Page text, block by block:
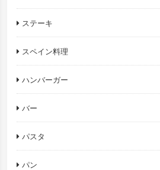
ステーキ
スペイン料理
ハンバーガー
バー
パスタ
パン